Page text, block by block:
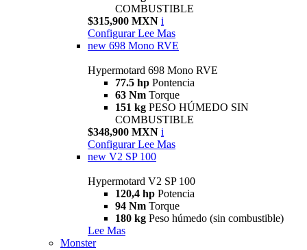
COMBUSTIBLE
$315,900 MXN i
Configurar Lee Mas
new 698 Mono RVE
Hypermotard 698 Mono RVE
77.5 hp Pontencia
63 Nm Torque
151 kg PESO HÚMEDO SIN
COMBUSTIBLE
$348,900 MXN i
Configurar Lee Mas
new V2 SP 100
Hypermotard V2 SP 100
120,4 hp Potencia
94 Nm Torque
180 kg Peso húmedo (sin combustible)
Lee Mas
Monster